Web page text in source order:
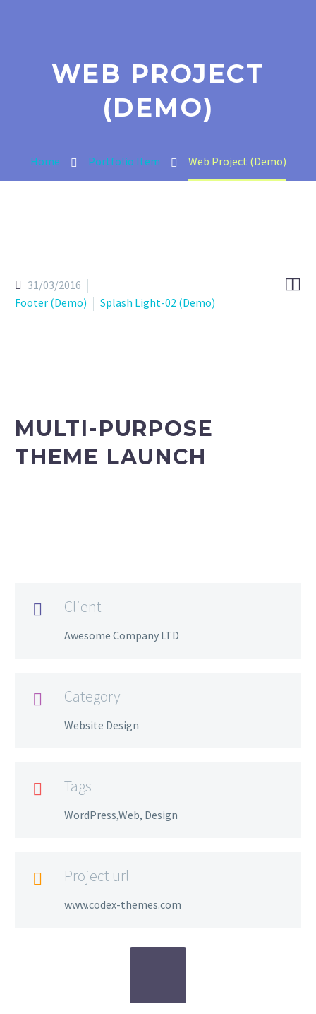
WEB PROJECT
(DEMO)
Home Portfolio Item Web Project (Demo)

31/03/2016
Footer (Demo)
Splash Light-02 (Demo)
MULTI-PURPOSE
THEME LAUNCH
 Client
Awesome Company LTD
 Category
Website Design
 Tags
WordPress,Web, Design
 Project url
www.codex-themes.com